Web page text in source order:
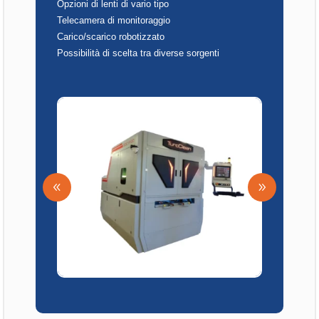
Opzioni di lenti di vario tipo
Telecamera di monitoraggio
Carico/scarico robotizzato
Possibilità di scelta tra diverse sorgenti